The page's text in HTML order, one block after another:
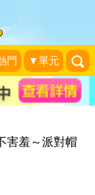
門 ▼單元
diy 玩科學
害羞～派對帽